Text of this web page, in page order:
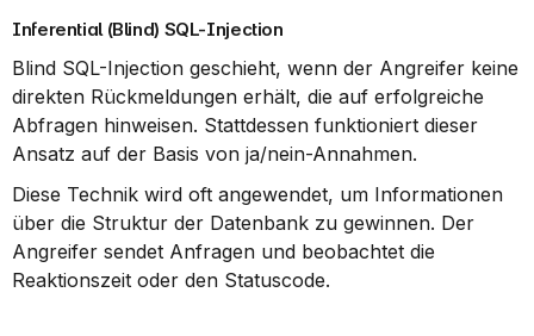
Inferential (Blind) SQL-Injection
Blind SQL-Injection geschieht, wenn der Angreifer keine
direkten Rückmeldungen erhält, die auf erfolgreiche
Abfragen hinweisen. Stattdessen funktioniert dieser
Ansatz auf der Basis von ja/nein-Annahmen.
Diese Technik wird oft angewendet, um Informationen
über die Struktur der Datenbank zu gewinnen. Der
Angreifer sendet Anfragen und beobachtet die
Reaktionszeit oder den Statuscode.